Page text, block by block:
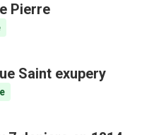
Pierre
Saint exupery